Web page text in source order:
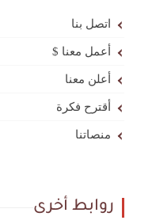
اتصل بنا
أعمل معنا $
أعلن معنا
أقترح فكرة
منصاتنا
روابط أخرى